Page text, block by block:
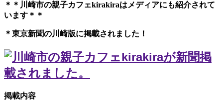
＊＊川崎市の親子カフェkirakiraは メディアにも紹介されて
います＊＊
＊東京新聞の川崎版に掲載されました！
掲載内容